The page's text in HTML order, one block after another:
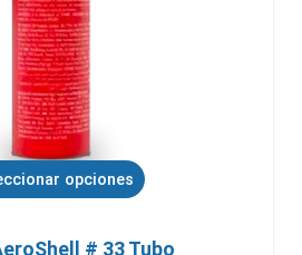
opciones
# 33 Tubo